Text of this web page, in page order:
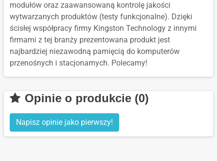
modułów oraz zaawansowaną kontrolę jakości
wytwarzanych produktów (testy funkcjonalne). Dzięki
ścisłej współpracy firmy Kingston Technology z innymi
firmami z tej branży prezentowana produkt jest
najbardziej niezawodną pamięcią do komputerów
przenośnych i stacjonarnych. Polecamy!
Opinie o produkcie (0)
Napisz opinie jako pierwszy!